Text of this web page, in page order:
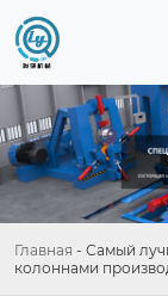
Главная - Самый
колоннами